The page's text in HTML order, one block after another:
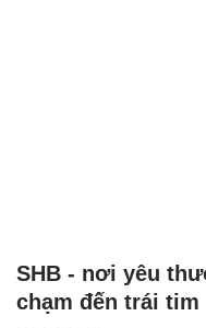
SHB - nơi yêu
chạm đến trái tim